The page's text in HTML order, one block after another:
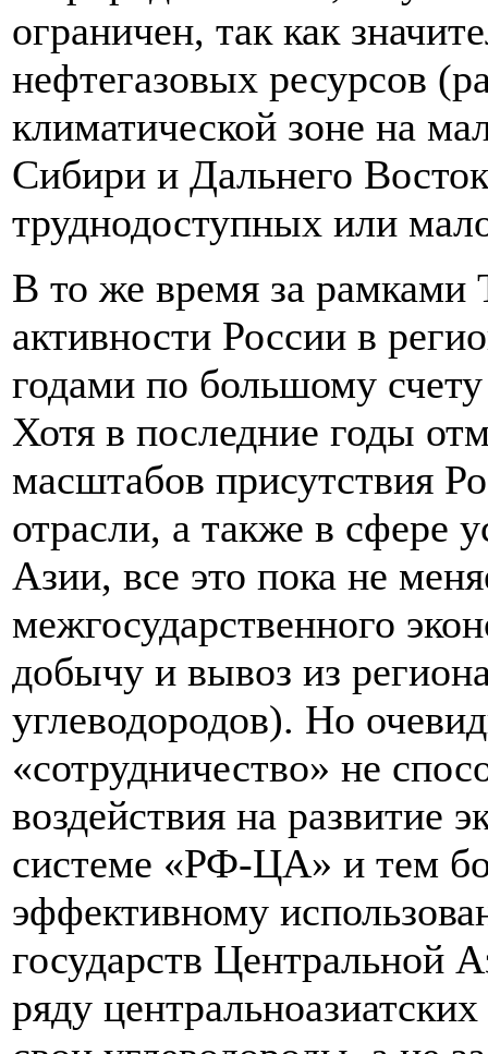
ограничен, так как
нефтегазовых ресурсов
климатической зоне на
Сибири и Дальнего
труднодоступных или
В то же время за рамками
активности России в
годами по большому
Хотя в последние годы
масштабов присутствия
отрасли, а также в сфере
Азии, все это пока не
межгосударственного
добычу и вывоз из
углеводородов). Но
«сотрудничество» не
воздействия на развитие
системе «РФ-ЦА» и тем
эффективному
государств Центральной
ряду